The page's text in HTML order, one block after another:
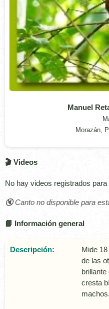
Manuel
Morazán,
🎬 Videos
No hay videos registrados
🔇 Canto no disponible para
📘 Información general
Descripción:
Mide
de las
cresta
machos.